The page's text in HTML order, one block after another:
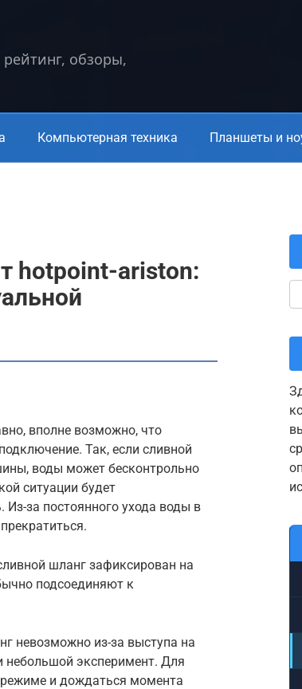
обзоры,
Компьютерная техника Планшеты и
hotpoint-ariston:
вполне возможно, что
Так, если сливной
воды может бесконтрольно
ситуации будет
за постоянного ухода воды в
шланг зафиксирован на
подсоединяют к
невозможно из-за выступа на
небольшой эксперимент. Для
и дождаться момента